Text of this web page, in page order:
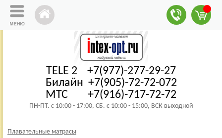
TELE 2 +7(977)-277-29-27
Билайн +7(905)-72-72-072
МТС +7(916)-717-72-72
ПН-ПТ. с 10:00 - 17:00, СБ. с 10:00 - 15:00, ВСК выходной
Плавательные матрасы